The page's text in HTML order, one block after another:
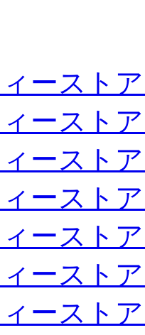
ースト
ースト
ースト
ースト
ースト
ースト
ースト